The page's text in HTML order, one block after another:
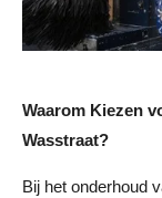
Waarom Kiezen
Wasstraat?
Bij het onderhoud